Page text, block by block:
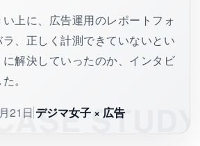
上に、広告運用のレポートフォ
、正しく計測できていないとい
解決していったのか、インタビ
。
21日 デジマ女子 × 広告